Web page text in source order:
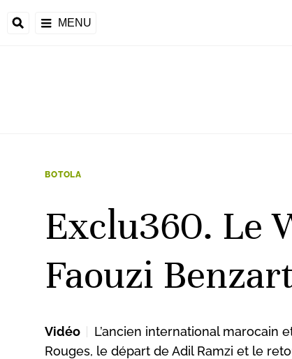
MENU
de l'UEFA
BOTOLA
Exclu360. Le
Faouzi
Vidéo
L’ancien international marocain
Rouges, le départ de Adil Ramzi et le